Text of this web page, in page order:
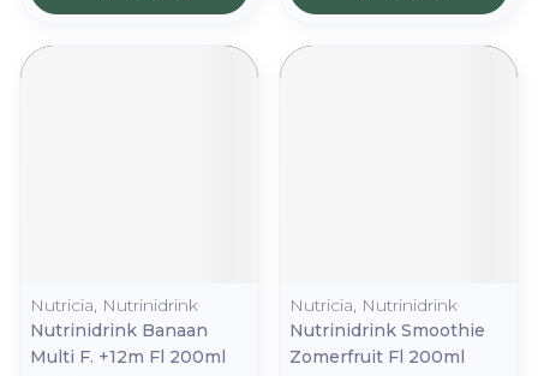
Nutricia, Nutrinidrink
Nutrinidrink Banaan
Multi F. +12m Fl 200ml
Nutricia, Nutrinidrink
Nutrinidrink Smoothie
Zomerfruit Fl 200ml